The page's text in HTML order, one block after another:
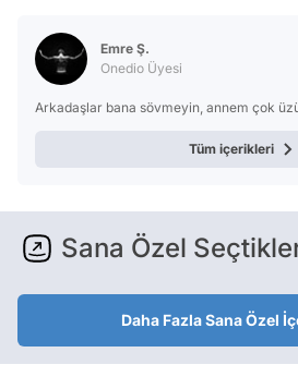
Emre Ş.
Onedio Üyesi
Arkadaşlar bana sövmeyin, annem çok
Tüm içerikleri
Sana Özel
Daha Fazla Sana Özel